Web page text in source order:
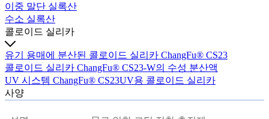
이중 말단 실록산
수소 실록산
콜로이드 실리카
유기 용매에 분산된 콜로이드 실리카 ChangFu® CS23
콜로이드 실리카 ChangFu® CS23-W의 수성 분산액
UV 시스템 ChangFu® CS23UV용 콜로이드 실리카
사양